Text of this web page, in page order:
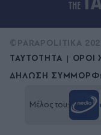
ΤΑΥΤΟΤΗΤΑ ΟΡΟΙ
ΔΗΛΩΣΗ
©PARAPOLITIKA
Μέλος του: